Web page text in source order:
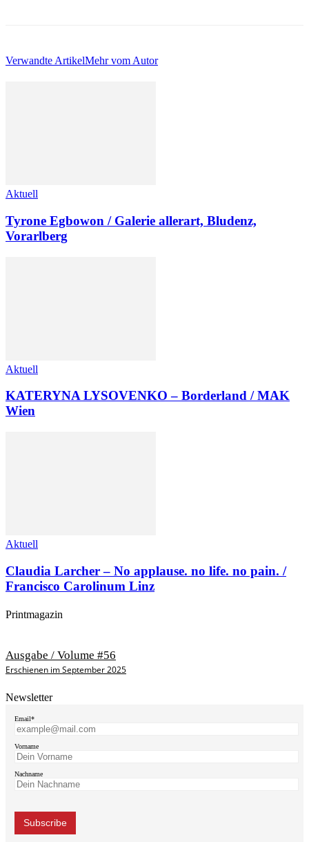
Verwandte ArtikelMehr vom Autor
Aktuell
Tyrone Egbowon / Galerie allerart, Bludenz,
Vorarlberg
Aktuell
KATERYNA LYSOVENKO – Borderland / MAK
Wien
Aktuell
Claudia Larcher – No applause. no life. no pain. /
Francisco Carolinum Linz
Printmagazin
Ausgabe / Volume #56
Erschienen im September 2025
Newsletter
Email*
Vorname
Nachname